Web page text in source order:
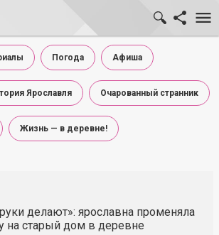
Погода Афиша
Ярославля Очарованный странник
Жизнь — в деревне!
руки делают»: ярославна променяла
на старый дом в деревне